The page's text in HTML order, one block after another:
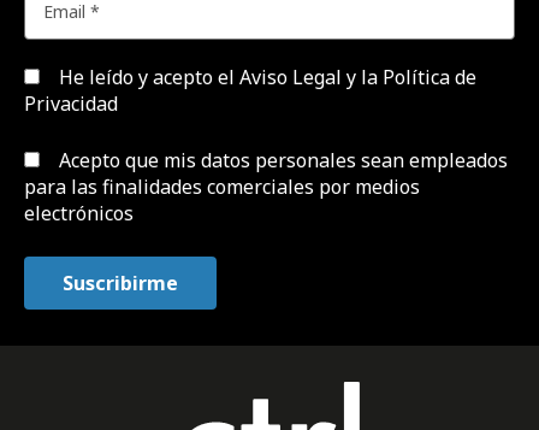
He leído y acepto el Aviso Legal y la Política de
Privacidad
Acepto que mis datos personales sean empleados
para las finalidades comerciales por medios
electrónicos